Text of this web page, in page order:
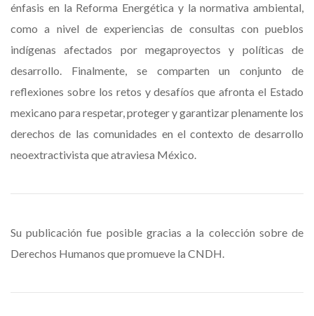
énfasis en la Reforma Energética y la normativa ambiental,
como a nivel de experiencias de consultas con pueblos
indígenas afectados por megaproyectos y políticas de
desarrollo. Finalmente, se comparten un conjunto de
reflexiones sobre los retos y desafíos que afronta el Estado
mexicano para respetar, proteger y garantizar plenamente los
derechos de las comunidades en el contexto de desarrollo
neoextractivista que atraviesa México.
Su publicación fue posible gracias a la colección sobre de
Derechos Humanos que promueve la CNDH.